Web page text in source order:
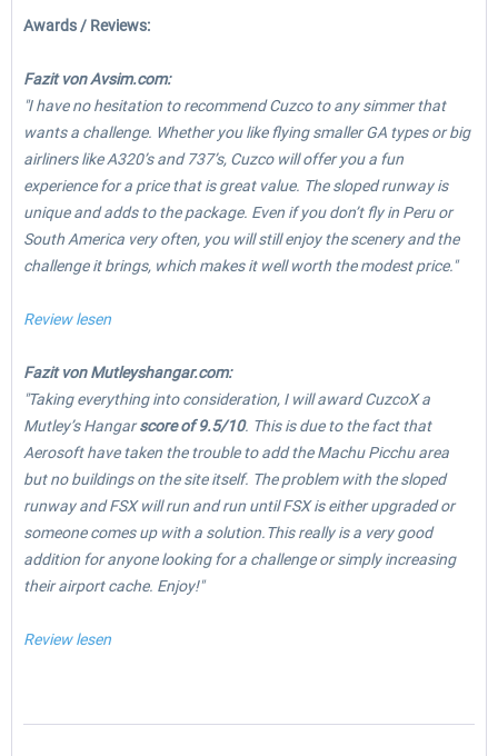
Awards / Reviews:
Fazit von Avsim.com:
"I have no hesitation to recommend Cuzco to any simmer that
wants a challenge. Whether you like flying smaller GA types or big
airliners like A320’s and 737’s, Cuzco will offer you a fun
experience for a price that is great value. The sloped runway is
unique and adds to the package. Even if you don’t fly in Peru or
South America very often, you will still enjoy the scenery and the
challenge it brings, which makes it well worth the modest price."
Review lesen
Fazit von Mutleyshangar.com:
"Taking everything into consideration, I will award CuzcoX a
Mutley’s Hangarscore of 9.5/10. This is due to the fact that
Aerosoft have taken the trouble to add the Machu Picchu area
but no buildings on the site itself. The problem with the sloped
runway and FSX will run and run until FSX is either upgraded or
someone comes up with a solution.This really is a very good
addition for anyone looking for a challenge or simply increasing
their airport cache. Enjoy!"
Review lesen